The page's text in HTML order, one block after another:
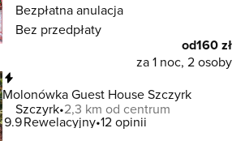
Bezpłatna anulacja
Bez przedpłaty
od160 zł
za 1 noc, 2 osoby
Molonówka Guest House Szczyrk
Szczyrk 2,3 km od centrum
9.9Rewelacyjny 12 opinii